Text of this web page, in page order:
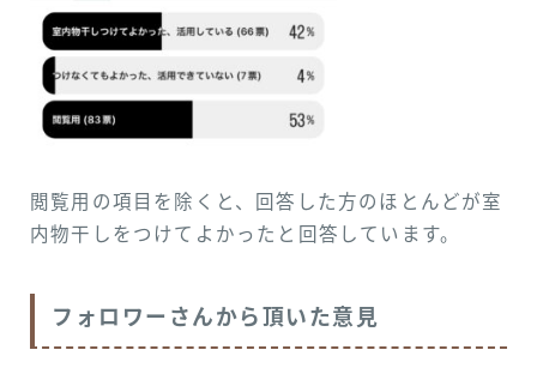
閲覧用の項目を除くと、回答した方のほとんどが室
内物干しをつけてよかったと回答しています。
フォロワーさんから頂いた意見